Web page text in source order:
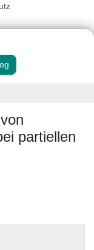
partiellen